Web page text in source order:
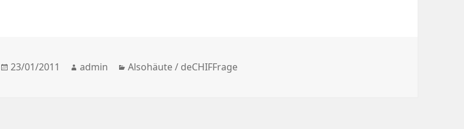
Posted
23/01/2011 Author
admin Categories
Alsohäute / deCHIFFrage